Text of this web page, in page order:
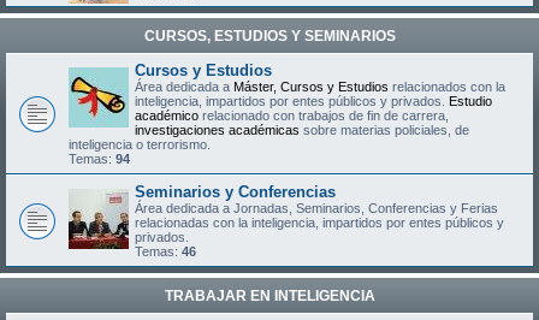
CURSOS, ESTUDIOS Y SEMINARIOS
Cursos y Estudios
Área dedicada a Máster, Cursos y Estudios relacionados con la
inteligencia, impartidos por entes públicos y privados. Estudio
académico relacionado con trabajos de fin de carrera,
investigaciones académicas sobre materias policiales, de
inteligencia o terrorismo.
Temas: 94
Seminarios y Conferencias
Área dedicada a Jornadas, Seminarios, Conferencias y Ferias
relacionadas con la inteligencia, impartidos por entes públicos y
privados.
Temas: 46
TRABAJAR EN INTELIGENCIA